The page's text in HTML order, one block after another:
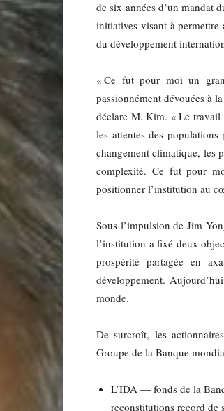
de six années d’un mandat
initiatives visant à
du développement
« Ce fut pour moi un
passionnément dévouées à
déclare M. Kim. « Le travail
les attentes des
changement climatique, les
complexité. Ce fut pour
positionner l’institution au
Sous l’impulsion de Jim
l’institution a fixé deux
prospérité partagée en
développement.
monde.
De surcroît, les
Groupe de la Banque
L’IDA — fonds de la
reconstitutions record de